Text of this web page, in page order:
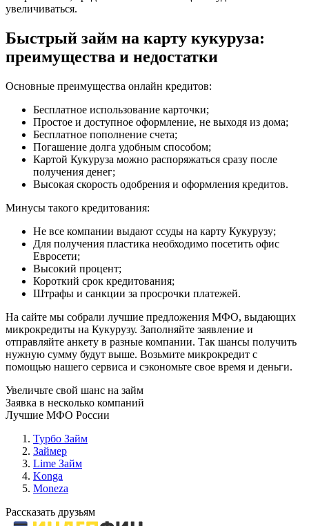
увеличиваться.
Быстрый займ на карту кукуруза:
преимущества и недостатки
Основные преимущества онлайн кредитов:
Бесплатное использование карточки;
Простое и доступное оформление, не выходя из дома;
Бесплатное пополнение счета;
Погашение долга удобным способом;
Картой Кукуруза можно распоряжаться сразу после
получения денег;
Высокая скорость одобрения и оформления кредитов.
Минусы такого кредитования:
Не все компании выдают ссуды на карту Кукурузу;
Для получения пластика необходимо посетить офис
Евросети;
Высокий процент;
Короткий срок кредитования;
Штрафы и санкции за просрочки платежей.
На сайте мы собрали лучшие предложения МФО, выдающих
микрокредиты на Кукурузу. Заполняйте заявление и
отправляйте анкету в разные компании. Так шансы получить
нужную сумму будут выше. Возьмите микрокредит с
помощью нашего сервиса и сэкономьте свое время и деньги.
Увеличьте свой шанс на займ
Заявка в несколько компаний
Лучшие МФО России
Турбо Займ
Займер
Lime Займ
Konga
Moneza
Рассказать друзьям